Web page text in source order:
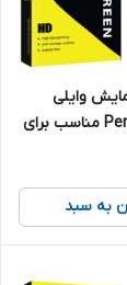
وایلی
نایس مدل Pergas مناسب برای
به سبد